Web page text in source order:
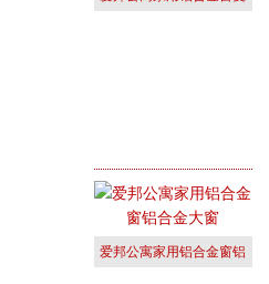
爱邦公寓家用铝合金窗铝